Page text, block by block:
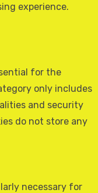
experience.
for the
only includes
and security
do not store any
necessary for